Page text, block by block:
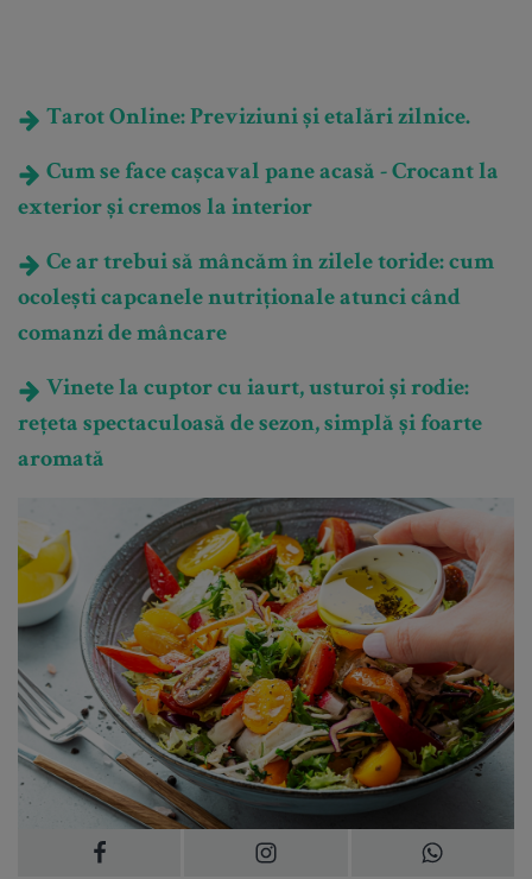
Tarot Online: Previziuni și etalări zilnice.
Cum se face cașcaval pane acasă - Crocant la
exterior și cremos la interior
Ce ar trebui să mâncăm în zilele toride: cum
ocolești capcanele nutriționale atunci când
comanzi de mâncare
Vinete la cuptor cu iaurt, usturoi și rodie:
rețeta spectaculoasă de sezon, simplă și foarte
aromată